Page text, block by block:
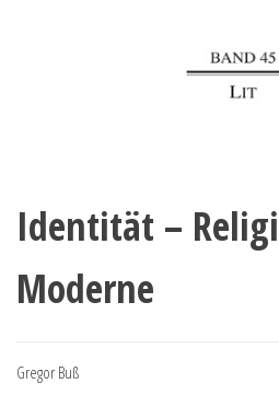
Identität –
Moderne
Gregor Buß